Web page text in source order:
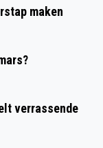
maken
verrassende